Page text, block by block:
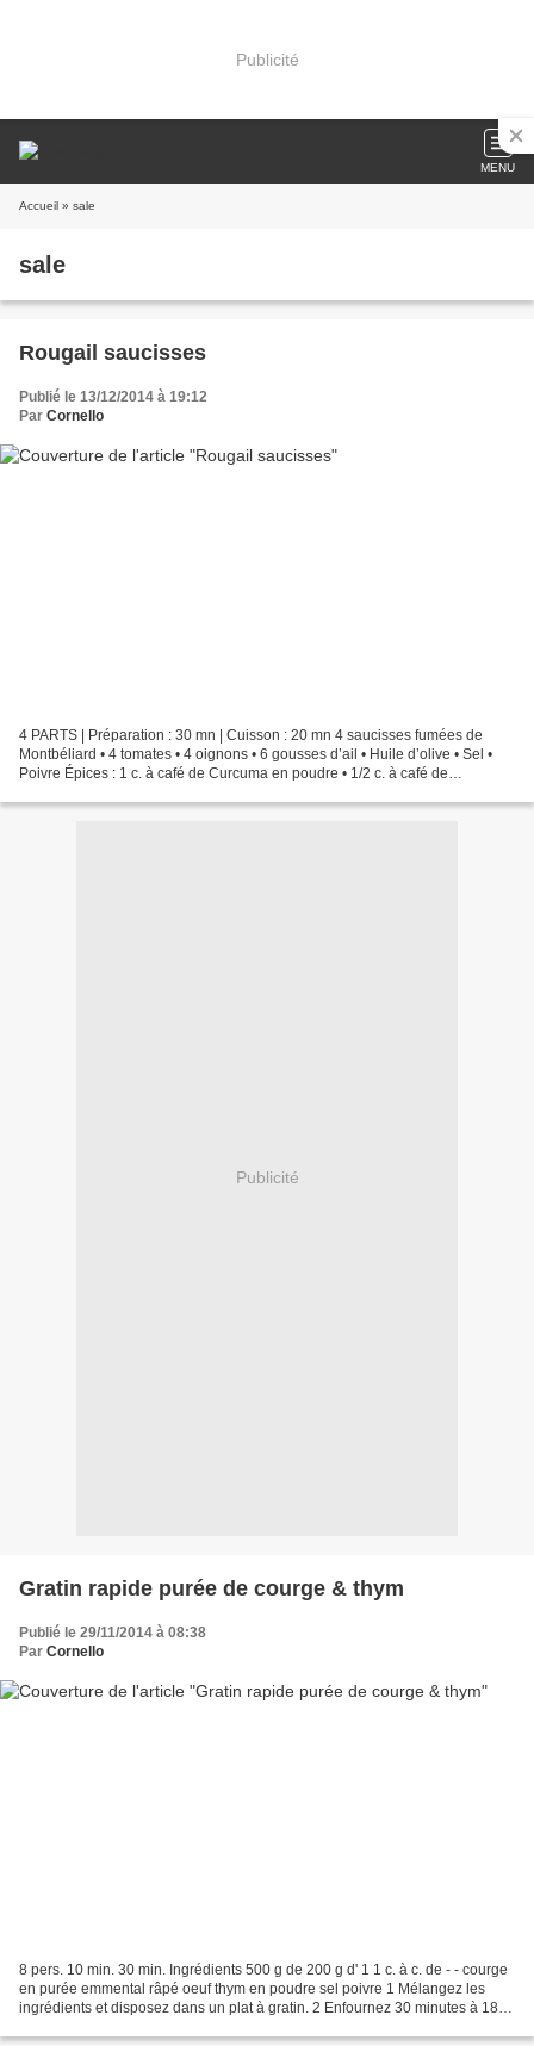
Publicité
MENU
Accueil » sale
sale
Rougail saucisses
Publié le 13/12/2014 à 19:12
Par Cornello
4 PARTS | Préparation : 30 mn | Cuisson : 20 mn 4 saucisses fumées de
Montbéliard • 4 tomates • 4 oignons • 6 gousses d’ail • Huile d’olive • Sel •
Poivre Épices : 1 c. à café de Curcuma en poudre • 1/2 c. à café de
Publicité
Gratin rapide purée de courge & thym
Publié le 29/11/2014 à 08:38
Par Cornello
8 pers. 10 min. 30 min. Ingrédients 500 g de 200 g d' 1 1 c. à c. de - - courge
en purée emmental râpé oeuf thym en poudre sel poivre 1 Mélangez les
ingrédients et disposez dans un plat à gratin. 2 Enfournez 30 minutes à 180